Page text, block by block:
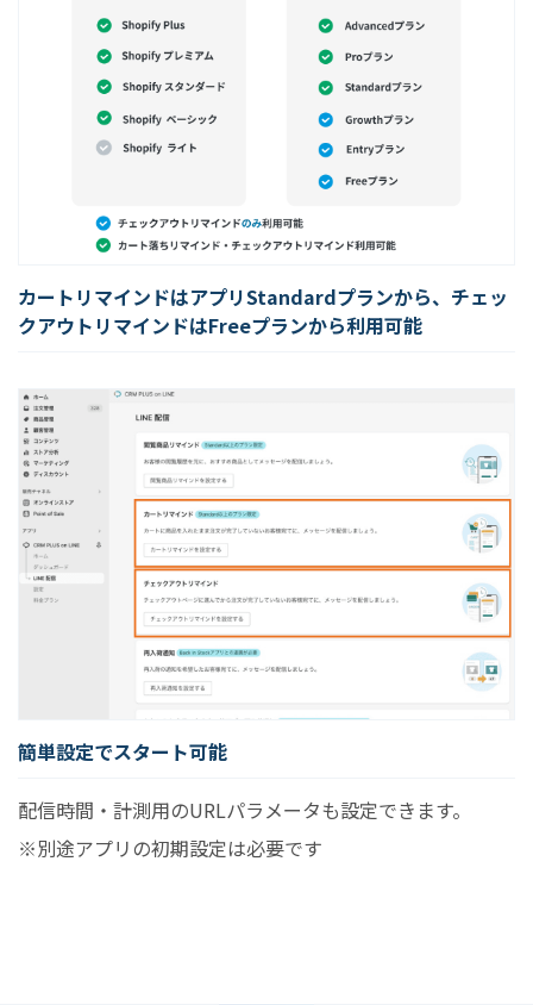
カートリマインドはアプリStandardプランから、チェッ
クアウトリマインドはFreeプランから利用可能
簡単設定でスタート可能
配信時間・計測用のURLパラメータも設定できます。
※別途アプリの初期設定は必要です